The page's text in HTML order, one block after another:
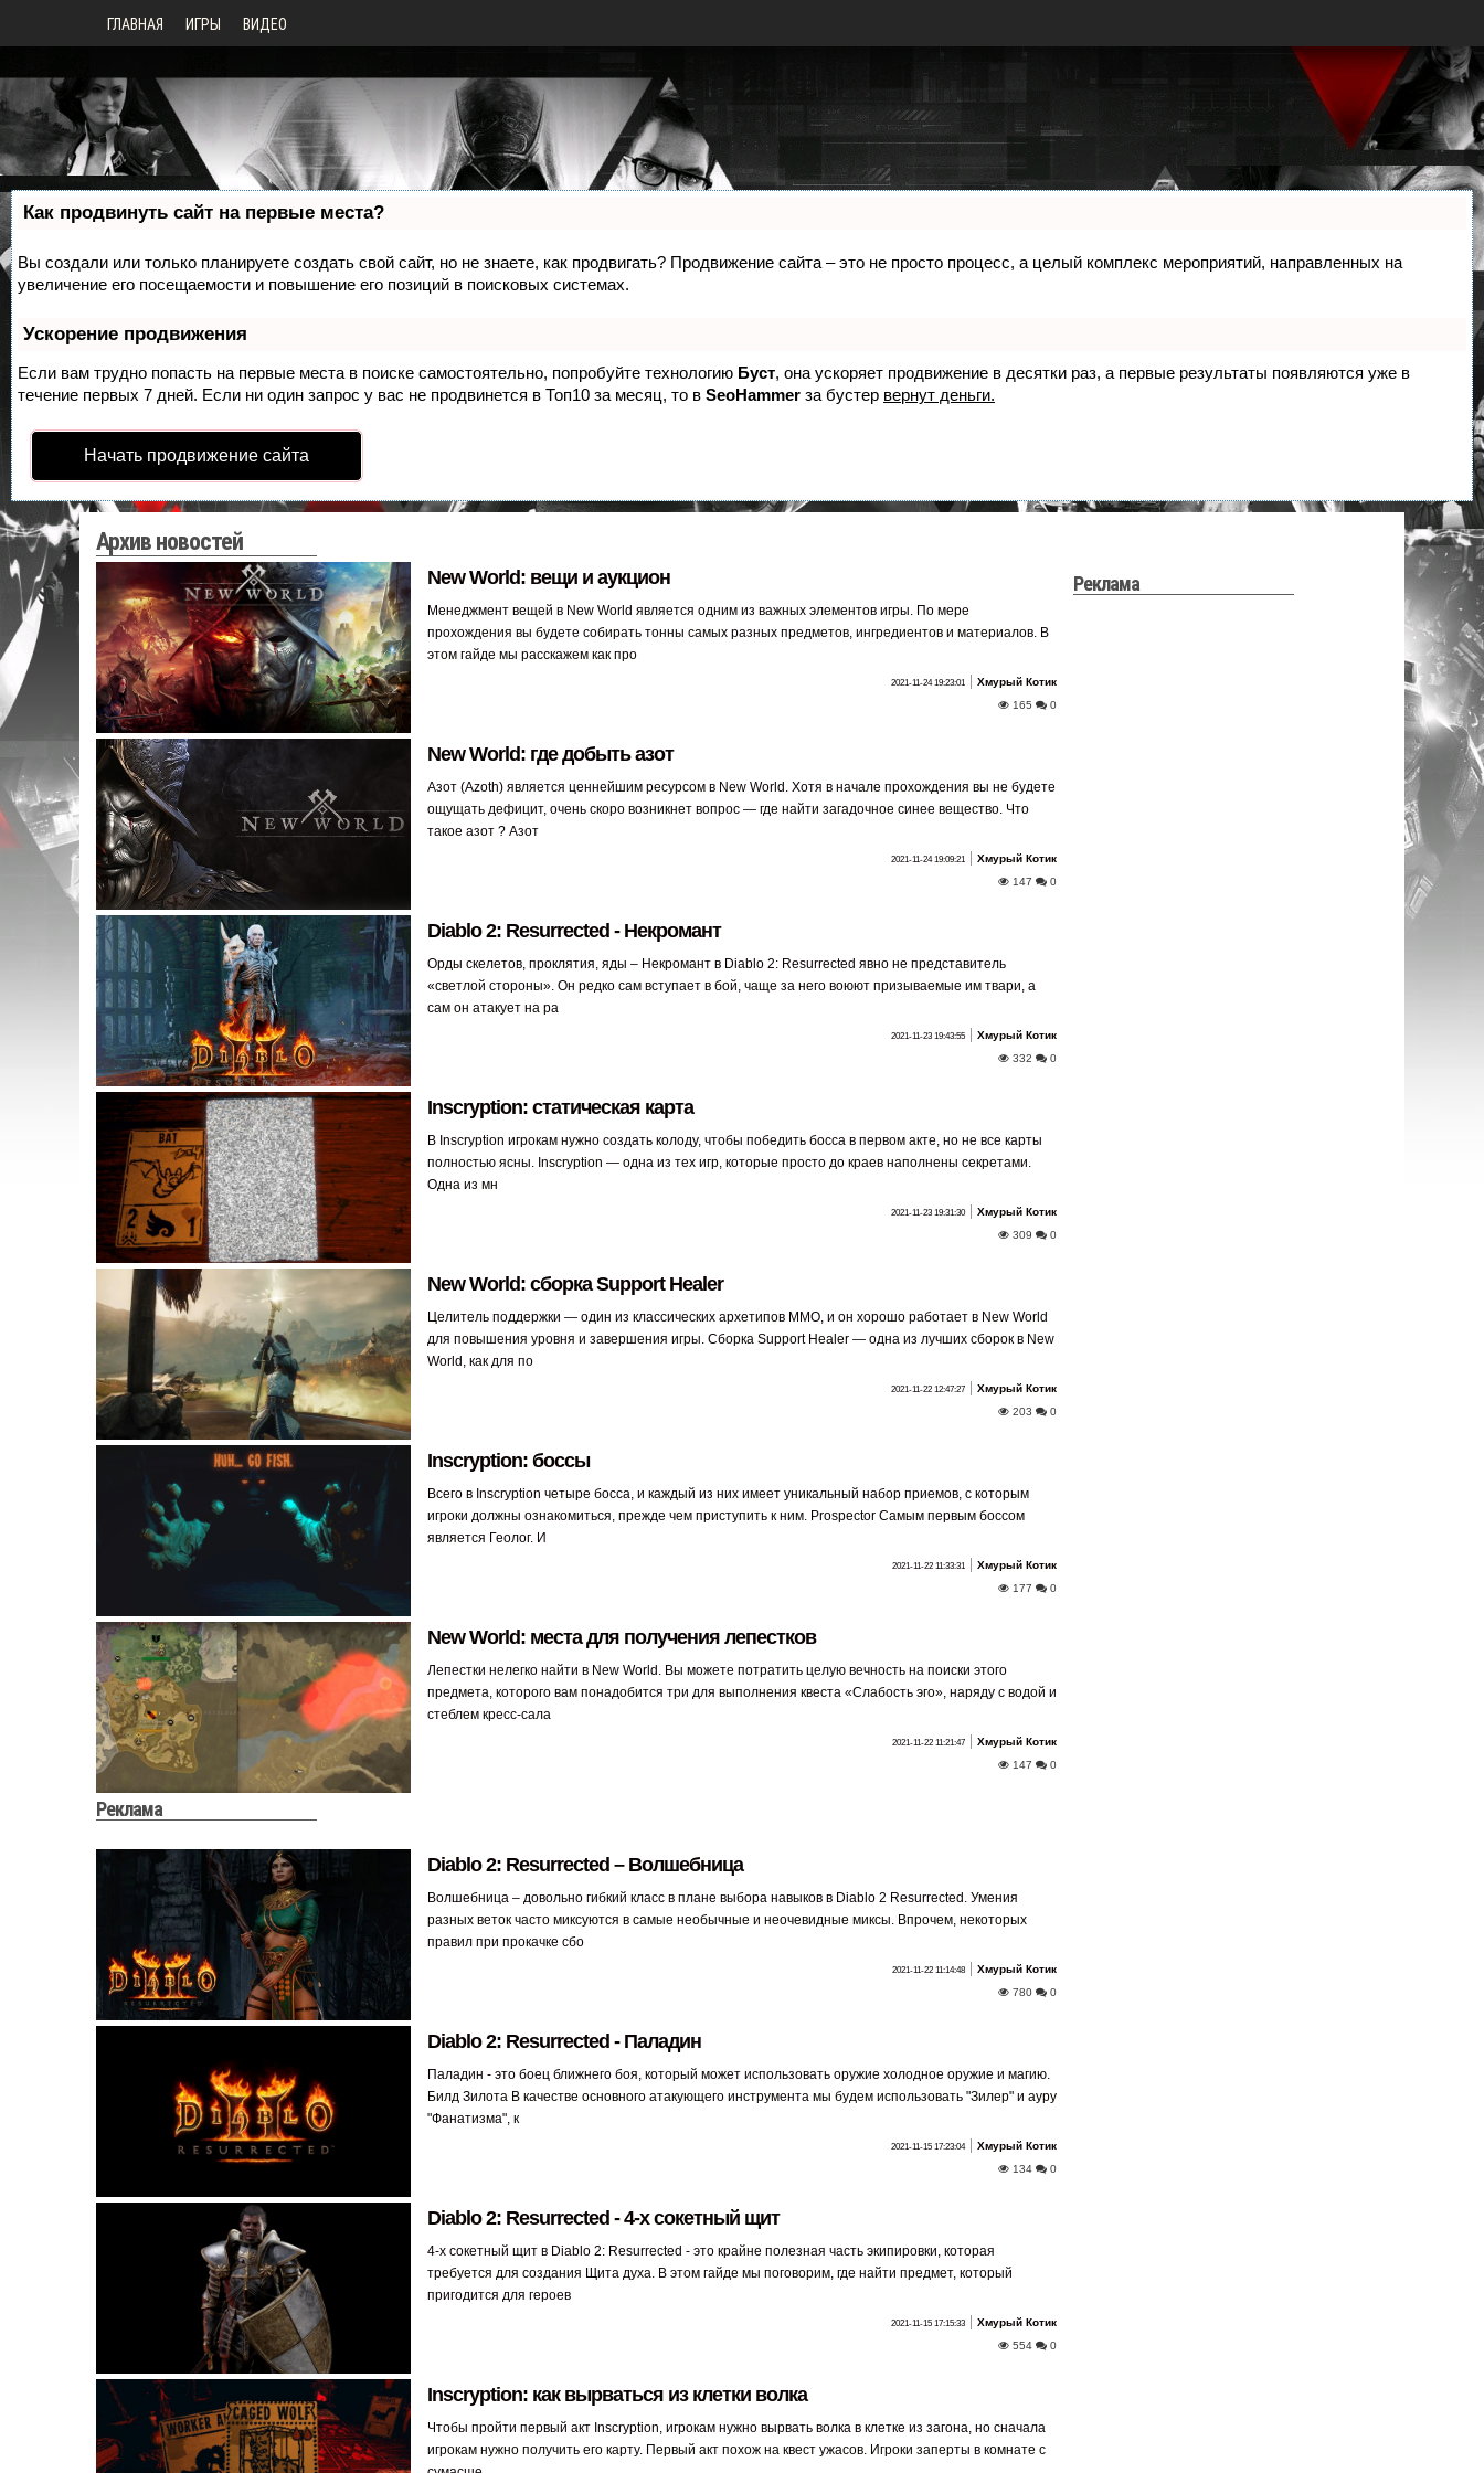
ГЛАВНАЯ ИГРЫ ВИДЕО
Как продвинуть сайт на первые места?
Вы создали или только планируете создать свой сайт, но не знаете, как продвигать? Продвижение сайта – это не просто процесс, а целый комплекс мероприятий, направленных на
увеличение его посещаемости и повышение его позиций в поисковых системах.
Ускорение продвижения
Если вам трудно попасть на первые места в поиске самостоятельно, попробуйте технологию Буст, она ускоряет продвижение в десятки раз, а первые результаты появляются уже в
течение первых 7 дней. Если ни один запрос у вас не продвинется в Топ10 за месяц, то в SeoHammer за бустер вернут деньги.
Начать продвижение сайта
Архив новостей
New World: вещи и аукцион
Менеджмент вещей в New World является одним из важных элементов игры. По мере
прохождения вы будете собирать тонны самых разных предметов, ингредиентов и материалов. В
этом гайде мы расскажем как про
2021-11-24 19:23:01
Хмурый Котик
165
0
New World: где добыть азот
Азот (Azoth) является ценнейшим ресурсом в New World. Хотя в начале прохождения вы не будете
ощущать дефицит, очень скоро возникнет вопрос — где найти загадочное синее вещество. Что
такое азот ? Азот
2021-11-24 19:09:21
Хмурый Котик
147
0
Diablo 2: Resurrected - Некромант
Орды скелетов, проклятия, яды – Некромант в Diablo 2: Resurrected явно не представитель
«светлой стороны». Он редко сам вступает в бой, чаще за него воюют призываемые им твари, а
сам он атакует на ра
2021-11-23 19:43:55
Хмурый Котик
332
0
Inscryption: статическая карта
В Inscryption игрокам нужно создать колоду, чтобы победить босса в первом акте, но не все карты
полностью ясны. Inscryption — одна из тех игр, которые просто до краев наполнены секретами.
Одна из мн
2021-11-23 19:31:30
Хмурый Котик
309
0
New World: сборка Support Healer
Целитель поддержки — один из классических архетипов MMO, и он хорошо работает в New World
для повышения уровня и завершения игры. Сборка Support Healer — одна из лучших сборок в New
World, как для по
2021-11-22 12:47:27
Хмурый Котик
203
0
Inscryption: боссы
Всего в Inscryption четыре босса, и каждый из них имеет уникальный набор приемов, с которым
игроки должны ознакомиться, прежде чем приступить к ним. Prospector Самым первым боссом
является Геолог. И
2021-11-22 11:33:31
Хмурый Котик
177
0
New World: места для получения лепестков
Лепестки нелегко найти в New World. Вы можете потратить целую вечность на поиски этого
предмета, которого вам понадобится три для выполнения квеста «Слабость эго», наряду с водой и
стеблем кресс-сала
2021-11-22 11:21:47
Хмурый Котик
147
0
Реклама
Diablo 2: Resurrected – Волшебница
Волшебница – довольно гибкий класс в плане выбора навыков в Diablo 2 Resurrected. Умения
разных веток часто миксуются в самые необычные и неочевидные миксы. Впрочем, некоторых
правил при прокачке сбо
2021-11-22 11:14:48
Хмурый Котик
780
0
Diablo 2: Resurrected - Паладин
Паладин - это боец ближнего боя, который может использовать оружие холодное оружие и магию.
Билд Зилота В качестве основного атакующего инструмента мы будем использовать "Зилер" и ауру
"Фанатизма", к
2021-11-15 17:23:04
Хмурый Котик
134
0
Diablo 2: Resurrected - 4-х сокетный щит
4-х сокетный щит в Diablo 2: Resurrected - это крайне полезная часть экипировки, которая
требуется для создания Щита духа. В этом гайде мы поговорим, где найти предмет, который
пригодится для героев
2021-11-15 17:15:33
Хмурый Котик
554
0
Inscryption: как вырваться из клетки волка
Чтобы пройти первый акт Inscryption, игрокам нужно вырвать волка в клетке из загона, но сначала
игрокам нужно получить его карту. Первый акт похож на квест ужасов. Игроки заперты в комнате с
Реклама